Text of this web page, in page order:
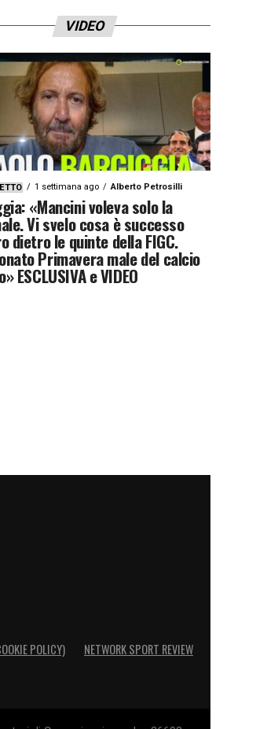
VIDEO
1 settimana ago Alberto Petrosilli
«Mancini voleva solo la
Vi svelo cosa è successo
dietro le quinte della FIGC.
Primavera male del calcio
ESCLUSIVA e VIDEO
POLICY) NETWORK SPORT REVIEW